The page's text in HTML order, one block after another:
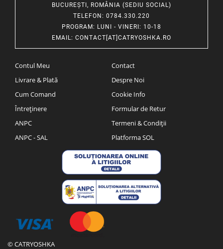
BUCUREȘTI, ROMÂNIA (SEDIU SOCIAL)
TELEFON : 0784.330.220
PROGRAM: LUNI - VINERI: 10-18
EMAIL: CONTACT[AT]CATRYOSHKA.RO
Contul Meu
Livrare & Plată
Cum Comand
Întreținere
ANPC
ANPC - SAL
Contact
Despre Noi
Cookie Info
Formular de Retur
Termeni & Condiții
Platforma SOL
© CATRYOSHKA